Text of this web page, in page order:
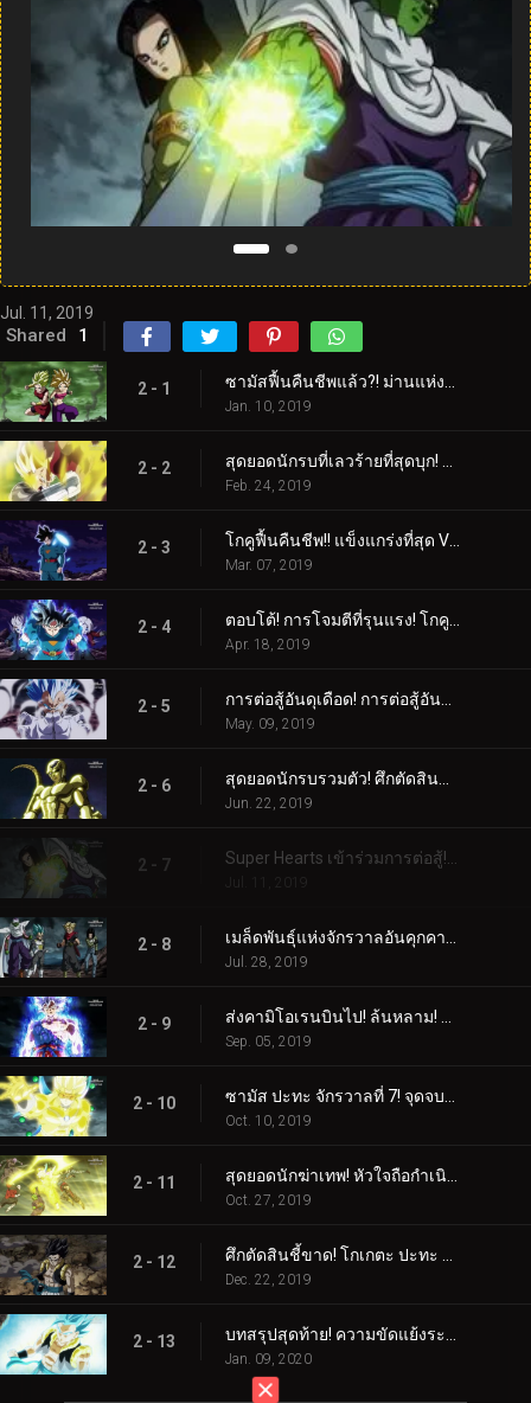
Jul. 11, 2019
Shared 1
2 - 1
Jan. 10, 2019
2 - 2
Feb. 24, 2019
2 - 3
Mar. 07, 2019
2 - 4
Apr. 18, 2019
2 - 5
May. 09, 2019
2 - 6
Jun. 22, 2019
2 - 7
Jul. 11, 2019
2 - 8
Jul. 28, 2019
2 - 9
Sep. 05, 2019
2 - 10
Oct. 10, 2019
2 - 11
Oct. 27, 2019
2 - 12
Dec. 22, 2019
2 - 13
Jan. 09, 2020